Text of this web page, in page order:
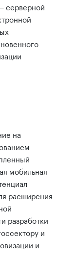
серверной
на
мобильная
расширения
разработки
и
и